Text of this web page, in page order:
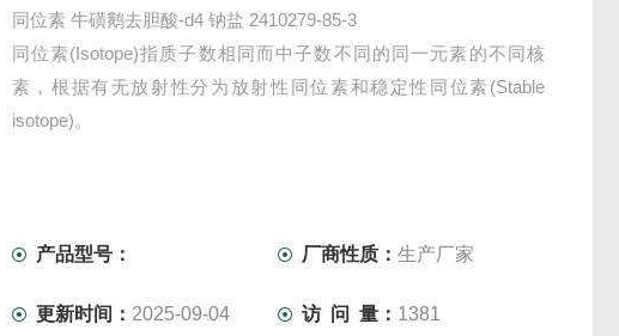
同位素 牛磺鹅去胆酸-d4 钠盐 2410279-85-3
同位素(Isotope)指质子数相同而中子数不同的同一元素的不同核
素，根据有无放射性分为放射性同位素和稳定性同位素(Stable
isotope)。
产品型号： 厂商性质：生产厂家
更新时间： 2025-09-04 访 问 量： 1381